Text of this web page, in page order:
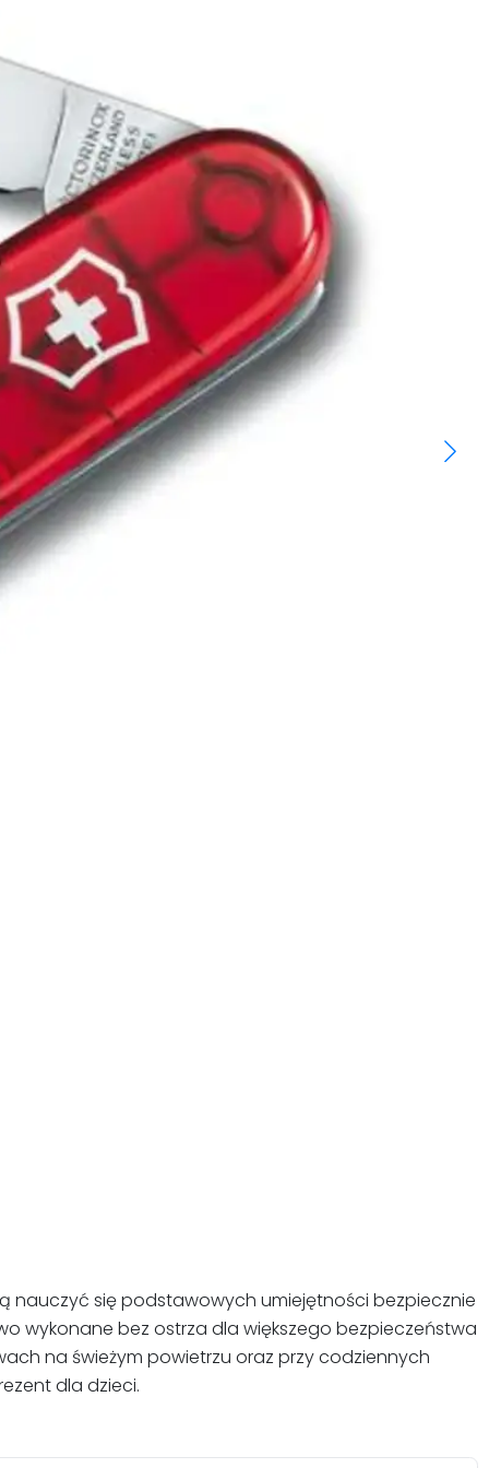
nauczyć się podstawowych umiejętności bezpiecznie
wykonane bez ostrza dla większego bezpieczeństwa
na świeżym powietrzu oraz przy codziennych
dla dzieci.